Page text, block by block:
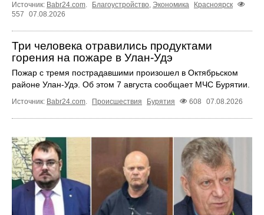
Источник: Babr24.com. Благоустройство, Экономика
Красноярск
557
07.08.2026
Три человека отравились продуктами
горения на пожаре в Улан-Удэ
Пожар с тремя пострадавшими произошел в Октябрьском
районе Улан-Удэ. Об этом 7 августа сообщает МЧС Бурятии.
Источник: Babr24.com. Происшествия Бурятия 608 07.08.2026